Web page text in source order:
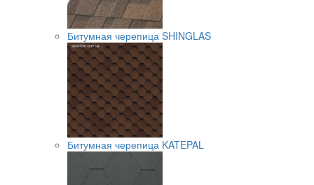
Битумная черепица SHINGLAS
Битумная черепица KATEPAL